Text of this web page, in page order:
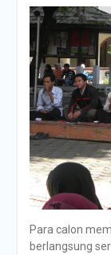
Para calon
berlangsung